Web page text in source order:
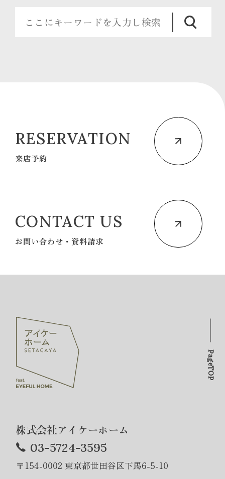
RESERVATION
来店予約
CONTACT US
お問い合わせ・資料請求
株式会社アイケーホーム
03-5724-3595
〒154-0002 東京都世田谷区下馬6-5-10
PageTOP